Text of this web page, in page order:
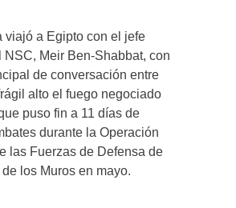
viajó a Egipto con el jefe
NSC, Meir Ben-Shabbat, con
de conversación entre
alto el fuego negociado
puso fin a 11 días de
durante la Operación
las Fuerzas de Defensa de
de los Muros en mayo.